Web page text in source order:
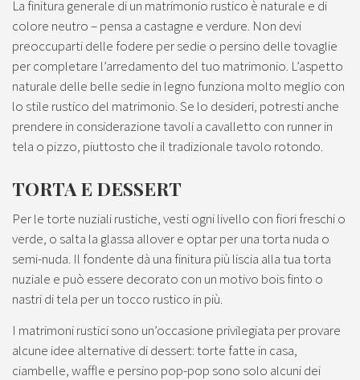
La finitura generale di un matrimonio rustico è naturale e di
colore neutro – pensa a castagne e verdure. Non devi
preoccuparti delle fodere per sedie o persino delle tovaglie
per completare l’arredamento del tuo matrimonio. L’aspetto
naturale delle belle sedie in legno funziona molto meglio con
lo stile rustico del matrimonio. Se lo desideri, potresti anche
prendere in considerazione tavoli a cavalletto con runner in
tela o pizzo, piuttosto che il tradizionale tavolo rotondo.
TORTA E DESSERT
Per le torte nuziali rustiche, vesti ogni livello con fiori freschi o
verde, o salta la glassa allover e optar per una torta nuda o
semi-nuda. Il fondente dà una finitura più liscia alla tua torta
nuziale e può essere decorato con un motivo bois finto o
nastri di tela per un tocco rustico in più.
I matrimoni rustici sono un’occasione privilegiata per provare
alcune idee alternative di dessert: torte fatte in casa,
ciambelle, waffle e persino pop-pop sono solo alcuni dei